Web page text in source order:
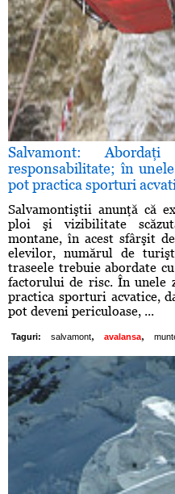
Salvamont:
responsabilitate; în
pot practica sporturi
Salvamontiştii anunţă că
ploi şi vizibilitate
montane, în acest sfârşit
elevilor, numărul de
traseele trebuie abordate
factorului de risc. În unele
practica sporturi acvatice,
pot deveni periculoase, ...
Taguri: salvamont, avalansa,